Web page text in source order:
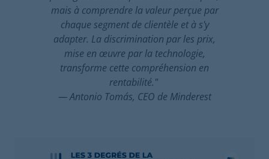
mais à comprendre la valeur perçue par
chaque segment de clientèle et à s'y
adapter. La discrimination par les prix,
mise en œuvre par la technologie,
transforme cette compréhension en
rentabilité."
— Antonio Tomás, CEO de Minderest